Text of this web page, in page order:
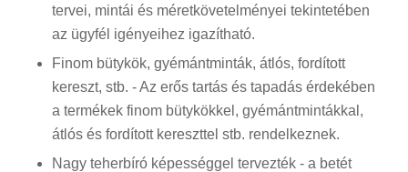
tervei, mintái és méretkövetelményei tekintetében
az ügyfél igényeihez igazítható.
Finom bütykök, gyémántminták, átlós, fordított
kereszt, stb. - Az erős tartás és tapadás érdekében
a termékek finom bütykökkel, gyémántmintákkal,
átlós és fordított kereszttel stb. rendelkeznek.
Nagy teherbíró képességgel tervezték - a betét